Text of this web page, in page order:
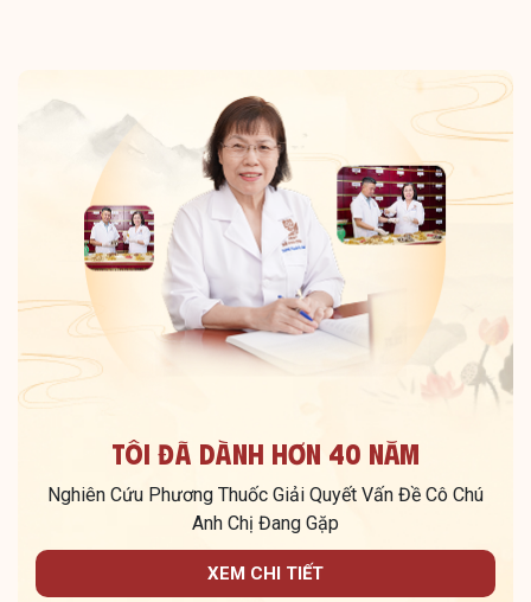
Tôi Đã Dành Hơn 40 Năm
Nghiên Cứu Phương Thuốc Giải Quyết Vấn Đề Cô Chú
Anh Chị Đang Gặp
XEM CHI TIẾT